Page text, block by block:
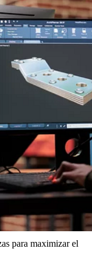
para maximizar el